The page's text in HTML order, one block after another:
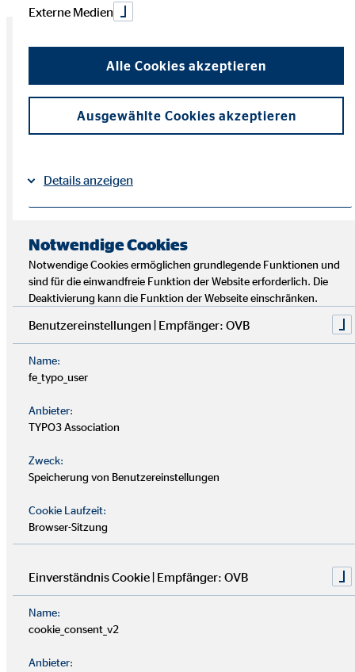
A wie Analyse
DEIN START IN DIE FINANZPLANUNG
Analyse. In einem
persönlichen Analysegespräch
finanzielle Situation, Wünsche, Ziele und Lebensumstände
kennenzulernen. Ziel ist es, ein Verständnis für deine
finanzielle Situationzu bekommen und gemeinsam
Beispielhafte Fragen können sein:
Externe Medien
Alle Cookies akzeptieren
Ausgewählte Cookies akzeptieren
Details anzeigen
Notwendige Cookies
Notwendige Cookies ermöglichen grundlegende Funktionen und
sind für die einwandfreie Funktion der Website erforderlich. Die
Deaktivierung kann die Funktion der Webseite einschränken.
Benutzereinstellungen | Empfänger: OVB
Name:
fe_typo_user
Anbieter:
TYPO3 Association
Zweck:
Speicherung von Benutzereinstellungen
Cookie Laufzeit:
Browser-Sitzung
Einverständnis Cookie | Empfänger: OVB
Name:
cookie_consent_v2
Anbieter: